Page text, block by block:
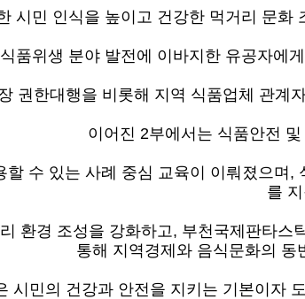
시민 인식을 높이고 건강한 먹거리 문
품위생 분야 발전에 이바지한 유공자에
권한대행을 비롯해 지역 식품업체 관
이어진 2부에서는 식품안전
수 있는 사례 중심 교육이 이뤄졌으
를
환경 조성을 강화하고, 부천국제판타
통해 지역경제와 음식문화의
시민의 건강과 안전을 지키는 기본이자